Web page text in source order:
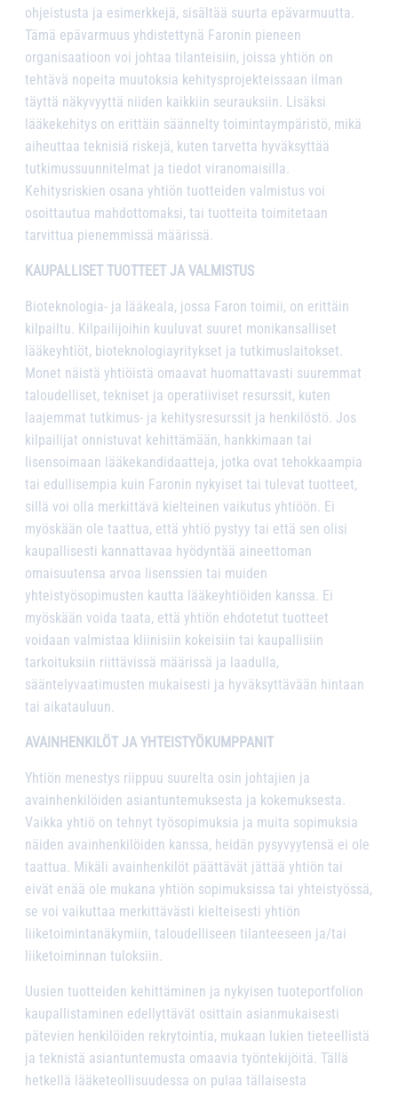
ohjeistusta ja esimerkkejä, sisältää suurta epävarmuutta.
Tämä epävarmuus yhdistettynä Faronin pieneen
organisaatioon voi johtaa tilanteisiin, joissa yhtiön on
tehtävä nopeita muutoksia kehitysprojekteissaan ilman
täyttä näkyvyyttä niiden kaikkiin seurauksiin. Lisäksi
lääkekehitys on erittäin säännelty toimintaympäristö, mikä
aiheuttaa teknisiä riskejä, kuten tarvetta hyväksyttää
tutkimussuunnitelmat ja tiedot viranomaisilla.
Kehitysriskien osana yhtiön tuotteiden valmistus voi
osoittautua mahdottomaksi, tai tuotteita toimitetaan
tarvittua pienemmissä määrissä.
KAUPALLISET TUOTTEET JA VALMISTUS
Bioteknologia- ja lääkeala, jossa Faron toimii, on erittäin
kilpailtu. Kilpailijoihin kuuluvat suuret monikansalliset
lääkeyhtiöt, bioteknologiayritykset ja tutkimuslaitokset.
Monet näistä yhtiöistä omaavat huomattavasti suuremmat
taloudelliset, tekniset ja operatiiviset resurssit, kuten
laajemmat tutkimus- ja kehitysresurssit ja henkilöstö. Jos
kilpailijat onnistuvat kehittämään, hankkimaan tai
lisensoimaan lääkekandidaatteja, jotka ovat tehokkaampia
tai edullisempia kuin Faronin nykyiset tai tulevat tuotteet,
sillä voi olla merkittävä kielteinen vaikutus yhtiöön. Ei
myöskään ole taattua, että yhtiö pystyy tai että sen olisi
kaupallisesti kannattavaa hyödyntää aineettoman
omaisuutensa arvoa lisenssien tai muiden
yhteistyösopimusten kautta lääkeyhtiöiden kanssa. Ei
myöskään voida taata, että yhtiön ehdotetut tuotteet
voidaan valmistaa kliinisiin kokeisiin tai kaupallisiin
tarkoituksiin riittävissä määrissä ja laadulla,
sääntelyvaatimusten mukaisesti ja hyväksyttävään hintaan
tai aikatauluun.
AVAINHENKILÖT JA YHTEISTYÖKUMPPANIT
Yhtiön menestys riippuu suurelta osin johtajien ja
avainhenkilöiden asiantuntemuksesta ja kokemuksesta.
Vaikka yhtiö on tehnyt työsopimuksia ja muita sopimuksia
näiden avainhenkilöiden kanssa, heidän pysyvyytensä ei ole
taattua. Mikäli avainhenkilöt päättävät jättää yhtiön tai
eivät enää ole mukana yhtiön sopimuksissa tai yhteistyössä,
se voi vaikuttaa merkittävästi kielteisesti yhtiön
liiketoimintanäkymiin, taloudelliseen tilanteeseen ja/tai
liiketoiminnan tuloksiin.
Uusien tuotteiden kehittäminen ja nykyisen tuoteportfolion
kaupallistaminen edellyttävät osittain asianmukaisesti
pätevien henkilöiden rekrytointia, mukaan lukien tieteellistä
ja teknistä asiantuntemusta omaavia työntekijöitä. Tällä
hetkellä lääketeollisuudessa on pulaa tällaisesta